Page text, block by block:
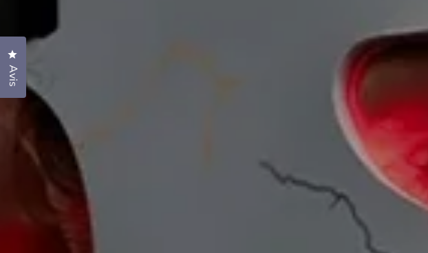
Avis
Cliquez pour ouvrir la fenêtre des avis